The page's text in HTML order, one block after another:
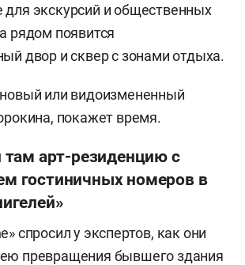
для экскурсий и общественных
рядом появится
двор и сквер с зонами отдыха.
или видоизмененный
покажет время.
там арт-резиденцию с
гостиничных номеров в
спросил у экспертов, как они
превращения бывшего здания